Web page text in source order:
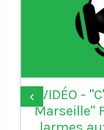
VIDÉO -
Marseille"
‹